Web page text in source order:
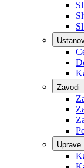
Službe
Zavodi